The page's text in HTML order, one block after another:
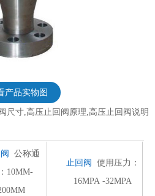
产品实物图
尺寸,高压止回阀原理,高压止回阀说明
公称通
10MM-
止回阀
使用压力：
16MPA -32MPA